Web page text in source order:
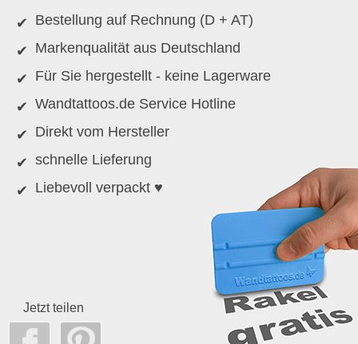
Bestellung auf Rechnung (D + AT)
Markenqualität aus Deutschland
Für Sie hergestellt - keine Lagerware
Wandtattoos.de Service Hotline
Direkt vom Hersteller
schnelle Lieferung
Liebevoll verpackt ♥
Jetzt teilen